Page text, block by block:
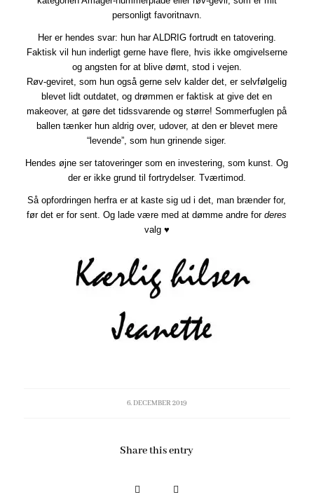
personligt favoritnavn.
Her er hendes svar: hun har ALDRIG fortrudt en tatovering.
Faktisk vil hun inderligt gerne have flere, hvis ikke omgivelserne
og angsten for at blive dømt, stod i vejen.
Røv-geviret, som hun også gerne selv kalder det, er selvfølgelig
blevet lidt outdatet, og drømmen er faktisk at give det en
makeover, at gøre det tidssvarende og større! Sommerfuglen på
ballen tænker hun aldrig over, udover, at den er blevet mere
“levende”, som hun grinende siger.
Hendes øjne ser tatoveringer som en investering, som kunst. Og
der er ikke grund til fortrydelser. Tværtimod.
Så opfordringen herfra er at kaste sig ud i det, man brænder for,
før det er for sent. Og lade være med at dømme andre forderes
valg ♥
6. DECEMBER 2019
Share this entry